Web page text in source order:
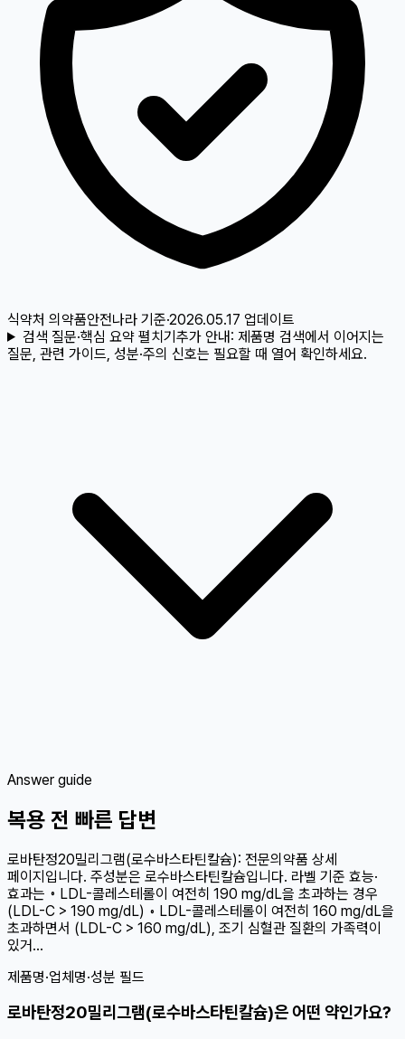
식약처 의약품안전나라 기준·2026.05.17 업데이트
검색 질문·핵심 요약 펼치기추가 안내: 제품명 검색에서 이어지는
질문, 관련 가이드, 성분·주의 신호는 필요할 때 열어 확인하세요.
Answer guide
복용 전 빠른 답변
로바탄정20밀리그램(로수바스타틴칼슘): 전문의약품 상세
페이지입니다. 주성분은 로수바스타틴칼슘입니다. 라벨 기준 효능·
효과는 ◦ LDL-콜레스테롤이 여전히 190 mg/dL을 초과하는 경우
(LDL-C > 190 mg/dL) ◦ LDL-콜레스테롤이 여전히 160 mg/dL을
초과하면서 (LDL-C > 160 mg/dL), 조기 심혈관 질환의 가족력이
있거...
제품명·업체명·성분 필드
로바탄정20밀리그램(로수바스타틴칼슘)은 어떤 약인가요?